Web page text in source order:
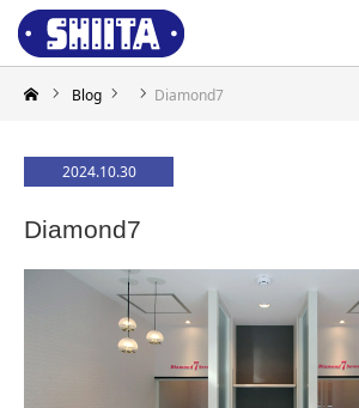
Blog Diamond7
2024.10.30
Diamond7